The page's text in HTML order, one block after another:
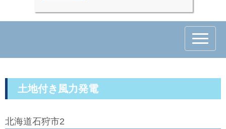
N
a
v
a
o
土地付き風力発電
北海道石狩市2